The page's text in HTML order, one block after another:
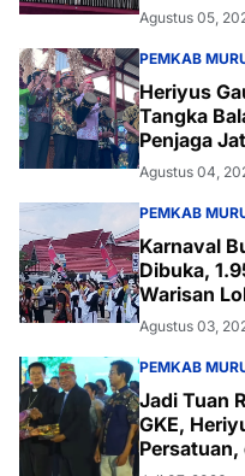
Agustus 05,
PEMKAB
Heriyus
Tangka
Penjaga
Agustus 04,
PEMKAB
Karnaval
Dibuka,
Warisan
Budaya
Agustus 03,
PEMKAB
Jadi Tuan
GKE,